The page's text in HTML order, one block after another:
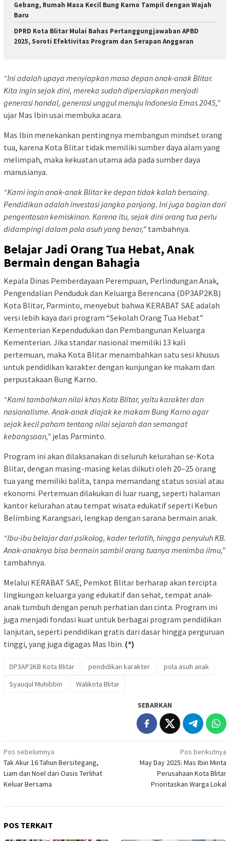
Gebang, Rumah Masa Kecil Bung Karno Tampil dengan Wajah
Baru
DPRD Kota Blitar Mulai Bahas Pertanggungjawaban APBD
2025, Soroti Efektivitas Program dan Serapan Anggaran
“Ini adalah upaya menyiapkan masa depan anak-anak Blitar.
Kita ingin sejak dini, mereka sudah dipersiapkan menjadi
generasi handal, generasi unggul menuju Indonesia Emas 2045,”
ujar Mas Ibin usai membuka acara.
Mas Ibin menekankan pentingnya membangun mindset orang
tua, karena Kota Blitar tidak memiliki sumber daya alam yang
melimpah, maka kekuatan utama ada pada sumber daya
manusianya.
“Kami ingin anak-anak Blitar ke depan tidak kalah bersaing.
Pendidikan adalah investasi jangka panjang. Ini juga bagian dari
pengentasan kemiskinan. Karena itu, sejak dini orang tua perlu
didampingi dalam pola asuh yang benar,” tambahnya.
Belajar Jadi Orang Tua Hebat, Anak
Bermain dengan Bahagia
Kepala Dinas Pemberdayaan Perempuan, Perlindungan Anak,
Pengendalian Penduduk dan Keluarga Berencana (DP3AP2KB)
Kota Blitar, Parminto, menyebut bahwa KERABAT SAE adalah
versi lebih kaya dari program “Sekolah Orang Tua Hebat”
Kementerian Kependudukan dan Pembangunan Keluarga
Kementerian. Jika standar nasional memiliki 13 kali
pertemuan, maka Kota Blitar menambahkan satu sesi khusus
untuk pendidikan karakter dengan kunjungan ke makam dan
perpustakaan Bung Karno.
“Kami tambahkan nilai khas Kota Blitar, yaitu karakter dan
nasionalisme. Anak-anak diajak ke makam Bung Karno agar
sejak kecil paham tentang nilai sejarah dan semangat
kebangsaan,” jelas Parminto.
Program ini akan dilaksanakan di seluruh kelurahan se-Kota
Blitar, dengan masing-masing kelas diikuti oleh 20–25 orang
tua yang memiliki balita, tanpa memandang status sosial atau
ekonomi. Pertemuan dilakukan di luar ruang, seperti halaman
kantor kelurahan atau tempat wisata edukatif seperti Kebun
Belimbing Karangsari, lengkap dengan sarana bermain anak.
“Ibu-ibu belajar dari psikolog, kader terlatih, hingga penyuluh KB.
Anak-anaknya bisa bermain sambil orang tuanya menimba ilmu,”
tambahnya.
Melalui KERABAT SAE, Pemkot Blitar berharap akan tercipta
lingkungan keluarga yang edukatif dan sehat, tempat anak-
anak tumbuh dengan penuh perhatian dan cinta. Program ini
juga menjadi fondasi kuat untuk berbagai program pendidikan
lanjutan, seperti pendidikan gratis dari dasar hingga perguruan
tinggi, yang juga digagas Mas Ibin. (*)
DP3AP2KB Kota Blitar pendidikan karakter
pola asuh anak
Syauqul Muhibbin
Walikota Blitar
SEBARKAN
Navigasi
pos
Pos sebelumnya
Tak Akur 16 Tahun Bersitegang,
Liam dan Noel dari Oasis Terlihat
Keluar Bersama
Pos berikutnya
May Day 2025: Mas Ibin Minta
Perusahaan Kota Blitar
Prioritaskan Warga Lokal
POS TERKAIT